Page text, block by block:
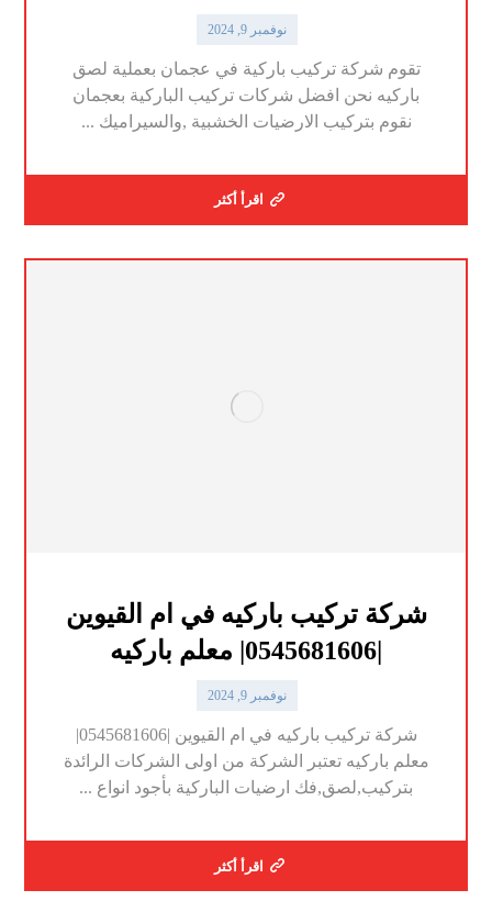
نوفمبر 9, 2024
تقوم شركة تركيب باركية في عجمان بعملية لصق
باركيه نحن افضل شركات تركيب الباركية بعجمان
نقوم بتركيب الارضيات الخشبية ,والسيراميك ...
اقرأ أكثر
شركة تركيب باركيه في ام القيوين
|0545681606| معلم باركيه
نوفمبر 9, 2024
شركة تركيب باركيه في ام القيوين |0545681606|
معلم باركيه تعتبر الشركة من اولى الشركات الرائدة
بتركيب,لصق,فك ارضيات الباركية بأجود انواع ...
اقرأ أكثر